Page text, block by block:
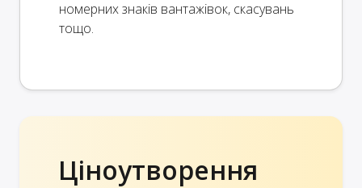
номерних знаків вантажівок, скасувань
тощо.
Ціноутворення